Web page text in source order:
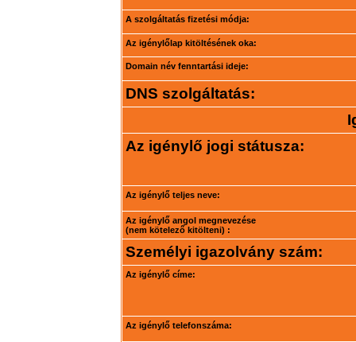
A szolgáltatás fizetési módja:
Az igénylőlap kitöltésének oka:
Domain név fenntartási ideje:
DNS szolgáltatás:
Az igénylő jogi státusza:
Az igénylő teljes neve:
Az igénylő angol megnevezése
(nem kötelező kitölteni) :
Személyi igazolvány szám:
Az igénylő címe:
Az igénylő telefonszáma: